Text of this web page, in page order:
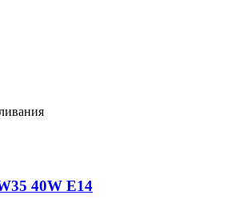
40W E14